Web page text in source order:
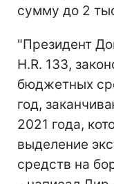
сумму до 2
"Президент
H.R. 133,
бюджетных
год,
2021 года,
выделение
средств на